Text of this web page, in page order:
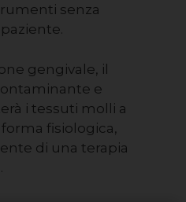
senza
gengivale, il
e
i tessuti molli a
fisiologica,
di una terapia